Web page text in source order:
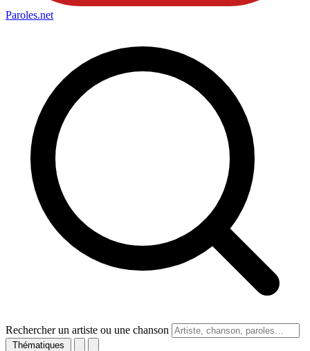
Paroles.net
Rechercher un artiste ou une chanson
Thématiques